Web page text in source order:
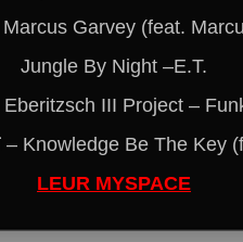
Garvey (feat.
Jungle By Night –E.T.
III Project –
Knowledge Be The Key
LEUR MYSPACE